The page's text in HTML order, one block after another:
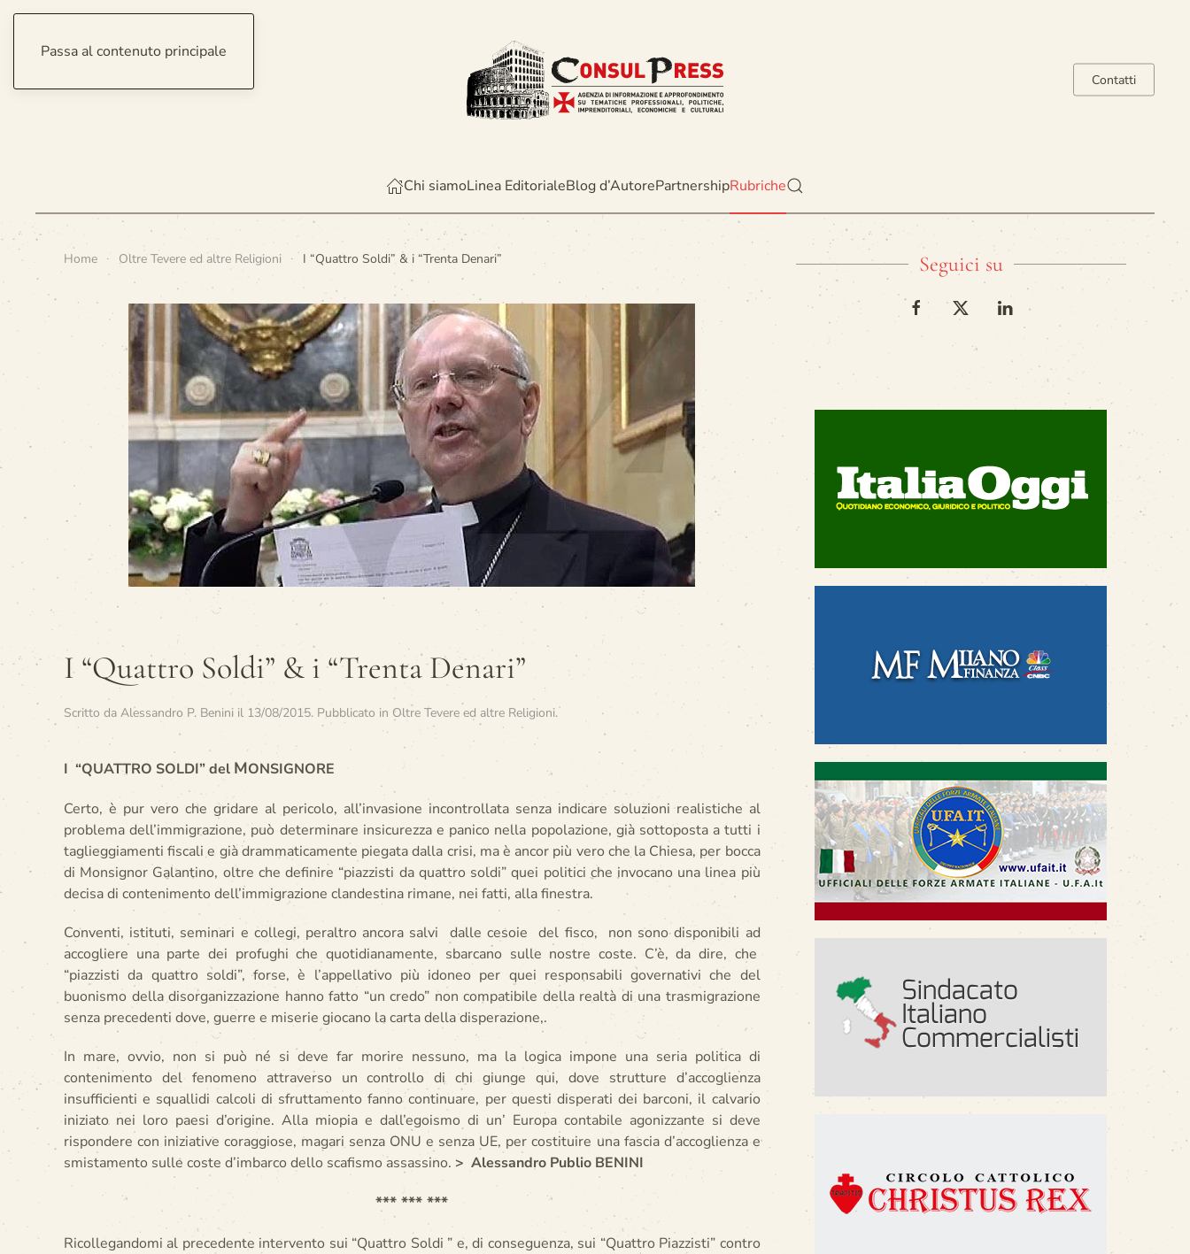
Passa al contenuto principale
Contatti
Chi siamoLinea EditorialeBlog d’AutorePartnershipRubriche
Home Oltre Tevere ed altre Religioni I “Quattro Soldi” & i “Trenta Denari”
I “Quattro Soldi” & i “Trenta Denari”
Scritto da Alessandro P. Benini il 13/08/2015. Pubblicato in Oltre Tevere ed altre Religioni.
I “QUATTRO SOLDI” del MONSIGNORE
Certo, è pur vero che gridare al pericolo, all’invasione incontrollata senza indicare soluzioni realistiche al
problema dell’immigrazione, può determinare insicurezza e panico nella popolazione, già sottoposta a tutti i
taglieggiamenti fiscali e già drammaticamente piegata dalla crisi, ma è ancor più vero che la Chiesa, per bocca
di Monsignor Galantino, oltre che definire “piazzisti da quattro soldi” quei politici che invocano una linea più
decisa di contenimento dell’immigrazione clandestina rimane, nei fatti, alla finestra.
Conventi, istituti, seminari e collegi, peraltro ancora salvi dalle cesoie del fisco, non sono disponibili ad
accogliere una parte dei profughi che quotidianamente, sbarcano sulle nostre coste. C’è, da dire, che
“piazzisti da quattro soldi”, forse, è l’appellativo più idoneo per quei responsabili governativi che del
buonismo della disorganizzazione hanno fatto “un credo” non compatibile della realtà di una trasmigrazione
senza precedenti dove, guerre e miserie giocano la carta della disperazione,.
In mare, ovvio, non si può né si deve far morire nessuno, ma la logica impone una seria politica di
contenimento del fenomeno attraverso un controllo di chi giunge qui, dove strutture d’accoglienza
insufficienti e squallidi calcoli di sfruttamento fanno continuare, per questi disperati dei barconi, il calvario
iniziato nei loro paesi d’origine. Alla miopia e dall’egoismo di un’ Europa contabile agonizzante si deve
rispondere con iniziative coraggiose, magari senza ONU e senza UE, per costituire una fascia d’accoglienza e
smistamento sulle coste d’imbarco dello scafismo assassino. > Alessandro Publio BENINI
*** *** ***
Ricollegandomi al precedente intervento sui “Quattro Soldi ” e, di conseguenza, sui “Quattro Piazzisti” contro
Seguici su